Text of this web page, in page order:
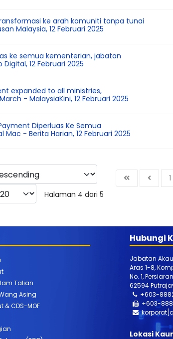
ke arah komuniti tanpa tunai
Malaysia, 12 Februari 2025
ke semua kementerian, jabatan
12 Februari 2025
expanded to all ministries,
- MalaysiaKini, 12 Februari 2025
Diperluas Ke Semua
Mac - Berita Harian, 12 Februari 2025
Halaman 4 dari 5
1
Talian
Asing
& CDS-MOF
Hubungi
Jabatan
Aras 1-8,
No. 1,
62594
+603-
+603-888
Lokasi